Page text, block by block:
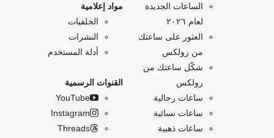
الساعات الجديدة
لعام ٢٠٢٦
العثور على ساعتك
من رولكس
شكّل ساعتك من
رولكس
ساعات رجالية
ساعات نسائية
ساعات ذهبية
مواد إعلامية
الخلفيات
النشرات
أدلة المستخدم
القنوات الرسمية
YouTube
Instagram
Threads